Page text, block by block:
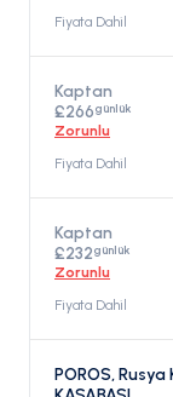
Fiyata Dahil
Kaptan
£266günlük
Zorunlu
Fiyata Dahil
Kaptan
£232günlük
Zorunlu
Fiyata Dahil
POROS, Rusya